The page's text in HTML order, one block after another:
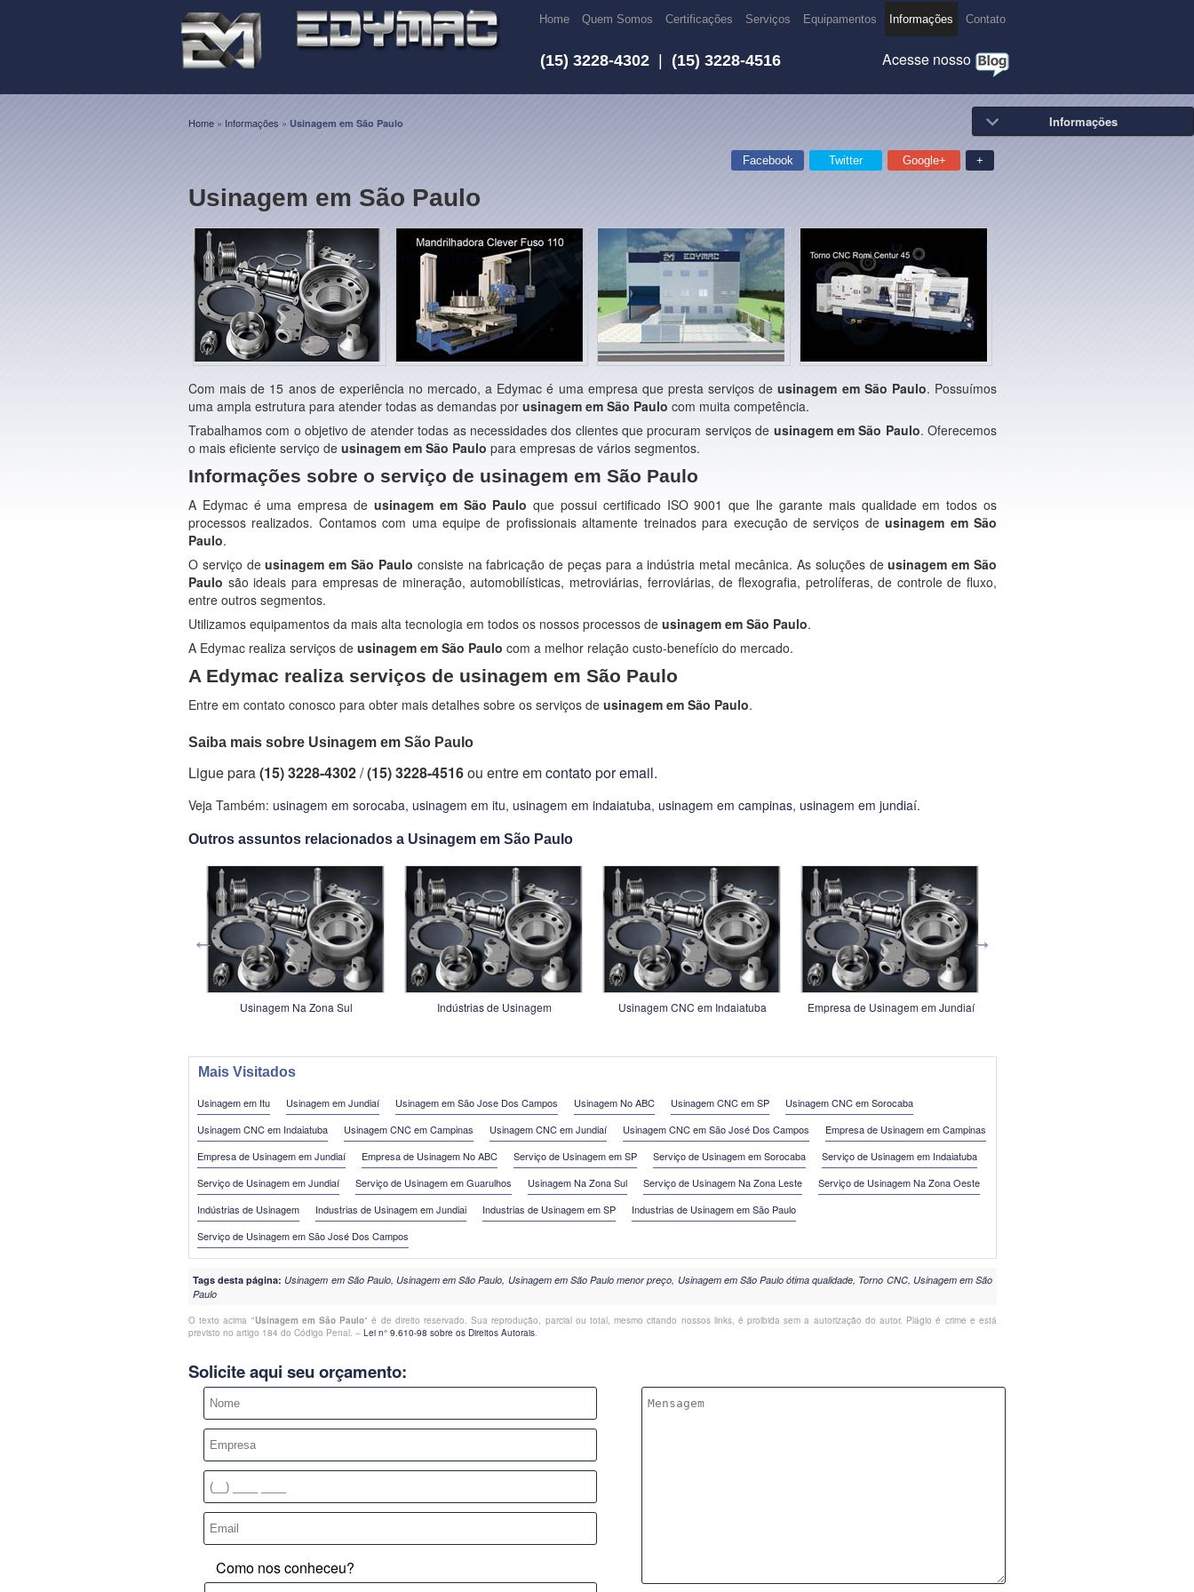
Home Quem Somos Certificações Serviços Equipamentos Informações Contato
(15) 3228-4302 (15) 3228-4516 Acesse nosso
Home » Informações » Usinagem em São Paulo
Facebook Twitter Google+ +
Usinagem em São Paulo
Com mais de 15 anos de experiência no mercado, a Edymac é uma empresa que presta serviços deusinagem em São Paulo. Possuímos
uma ampla estrutura para atender todas as demandas por usinagem em São Paulo com muita competência.
Trabalhamos com o objetivo de atender todas as necessidades dos clientes que procuram serviços de usinagem em São Paulo. Oferecemos
o mais eficiente serviço de usinagem em São Paulo para empresas de vários segmentos.
Informações sobre o serviço de usinagem em São Paulo
A Edymac é uma empresa de usinagem em São Paulo que possui certificado ISO 9001 que lhe garante mais qualidade em todos os
processos realizados. Contamos com uma equipe de profissionais altamente treinados para execução de serviços deusinagem em São
Paulo.
O serviço deusinagem em São Paulo consiste na fabricação de peças para a indústria metal mecânica. As soluções deusinagem em São
Paulo são ideais para empresas de mineração, automobilísticas, metroviárias, ferroviárias, de flexografia, petrolíferas, de controle de fluxo,
entre outros segmentos.
Utilizamos equipamentos da mais alta tecnologia em todos os nossos processos de usinagem em São Paulo.
A Edymac realiza serviços de usinagem em São Paulo com a melhor relação custo-benefício do mercado.
A Edymac realiza serviços de usinagem em São Paulo
Entre em contato conosco para obter mais detalhes sobre os serviços de usinagem em São Paulo.
Saiba mais sobre Usinagem em São Paulo
Ligue para(15) 3228-4302/(15) 3228-4516ou entre emcontato por email.
Veja Também: usinagem em sorocaba, usinagem em itu, usinagem em indaiatuba, usinagem em campinas, usinagem em jundiaí.
Outros assuntos relacionados a Usinagem em São Paulo
Usinagem Na Zona Sul Indústrias de Usinagem Usinagem CNC em Indaiatuba Empresa de Usinagem em Jundiaí
Mais Visitados
Usinagem em Itu Usinagem em Jundiaí Usinagem em São Jose Dos Campos Usinagem No ABC Usinagem CNC em SP
Usinagem CNC em Sorocaba
Usinagem CNC em Indaiatuba
Usinagem CNC em Campinas Usinagem CNC em Jundiaí Usinagem CNC em São José Dos Campos
Empresa de Usinagem em Campinas
Empresa de Usinagem em Jundiaí
Empresa de Usinagem No ABC Serviço de Usinagem em SP Serviço de Usinagem em Sorocaba
Serviço de Usinagem em Indaiatuba
Serviço de Usinagem em Jundiaí
Serviço de Usinagem em Guarulhos Usinagem Na Zona Sul Serviço de Usinagem Na Zona Leste
Serviço de Usinagem Na Zona Oeste
Indústrias de Usinagem
Industrias de Usinagem em Jundiai Industrias de Usinagem em SP
Industrias de Usinagem em São Paulo
Serviço de Usinagem em São José Dos Campos
Tags desta página: Usinagem em São Paulo, Usinagem em São Paulo, Usinagem em São Paulo menor preço, Usinagem em São Paulo ótima qualidade, Torno CNC, Usinagem em São
Paulo
O texto acima "Usinagem em São Paulo" é de direito reservado. Sua reprodução, parcial ou total, mesmo citando nossos links, é proibida sem a autorização do autor. Plágio é crime e está
previsto no artigo 184 do Código Penal. – Lei n° 9.610-98 sobre os Direitos Autorais.
Solicite aqui seu orçamento:
Como nos conheceu?